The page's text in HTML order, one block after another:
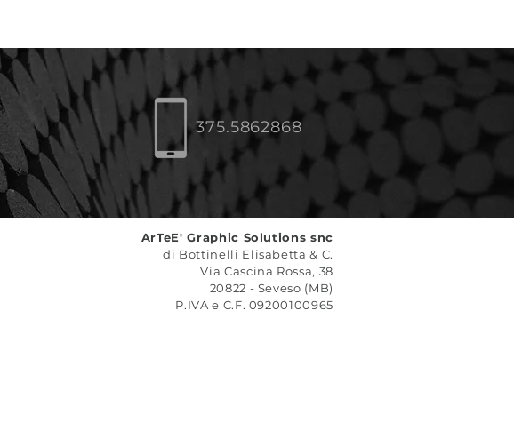
375.5862868
ArTeE' Graphic Solutions snc
di Bottinelli Elisabetta & C.
Via Cascina Rossa, 38
20822 - Seveso (MB)
P.IVA e C.F. 09200100965